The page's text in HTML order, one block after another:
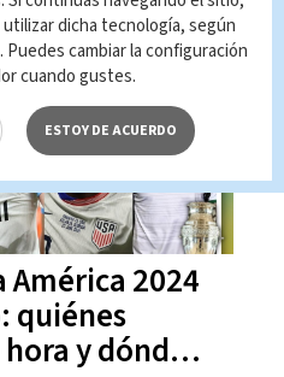
América 2024
quiénes
y dónde
dicha tecnología, según
. Puedes cambiar la configuración
cuando gustes.
ESTOY DE ACUERDO